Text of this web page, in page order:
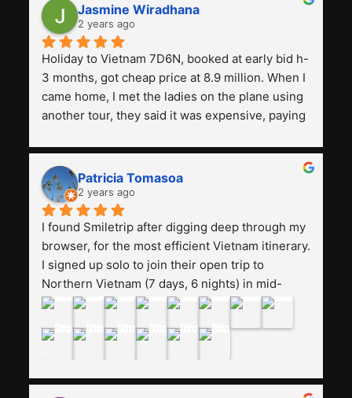
Jasmine Wiradhana
2 years ago
Holiday to Vietnam 7D6N, booked at early bid h-
3 months, got cheap price at 8.9 million. When I
came home, I met the ladies on the plane using
another tour, they said it was expensive, paying
and facilities are all the same. The smile trip is
really worth it, the guide is helpful, humble and
friendly. Next, I want to try another trip,
Smiletrip. Thank you
Patricia Tomasoa
2 years ago
I found Smiletrip after digging deep through my
browser, for the most efficient Vietnam itinerary.
I signed up solo to join their open trip to
Northern Vietnam (7 days, 6 nights) in mid-
August. The Whatsapp admin was a bit slow to
may have been duped after paying. But, that
was not the case--thank goodness!!Their price
for the itinerary is the most affordable I could